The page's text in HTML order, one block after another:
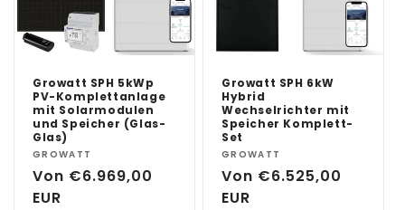
Growatt SPH 5kWp
PV-Komplettanlage
mit Solarmodulen
und Speicher (Glas-
Glas)
Anbieter:
GROWATT
Normaler
Preis
Von €6.969,00
EUR
Growatt SPH 6kW
Hybrid
Wechselrichter mit
Speicher Komplett-
Set
Anbieter:
GROWATT
Normaler
Preis
Von €6.525,00
EUR